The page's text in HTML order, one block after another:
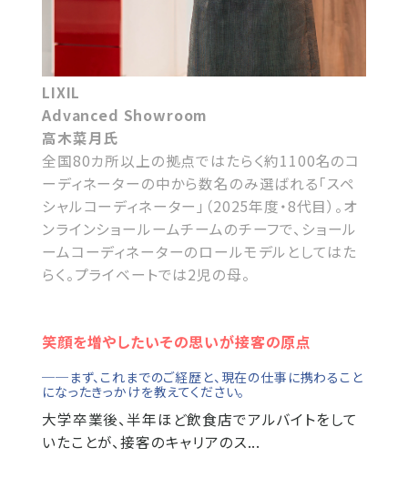
LIXIL
Advanced Showroom
高木菜月氏
全国80カ所以上の拠点ではたらく約1100名のコ
ーディネーターの中から数名のみ選ばれる「スペ
シャルコーディネーター」（2025年度・8代目）。オ
ンラインショールームチームのチーフで、ショール
ームコーディネーターのロールモデルとしてはた
らく。プライベートでは2児の母。
笑顔を増やしたいその思いが接客の原点
──まず、これまでのご経歴と、現在の仕事に携わること
になったきっかけを教えてください。
大学卒業後、半年ほど飲食店でアルバイトをして
いたことが、接客のキャリアのス...